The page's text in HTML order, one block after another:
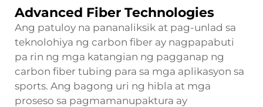
Advanced Fiber Technologies
Ang patuloy na pananaliksik at pag-unlad sa
teknolohiya ng carbon fiber ay nagpapabuti
pa rin ng mga katangian ng pagganap ng
carbon fiber tubing para sa mga aplikasyon sa
sports. Ang bagong uri ng hibla at mga
proseso sa pagmamanupaktura ay